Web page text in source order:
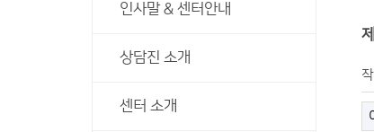
인사말 & 센터안내
상담진 소개
센터 소개